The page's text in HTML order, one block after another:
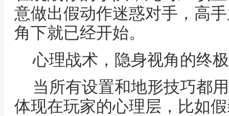
意做出假动作迷惑对手，高
角下就已经开始。
心理战术，隐身视角的终
当所有设置和地形技巧都
体现在玩家的心理层，比如